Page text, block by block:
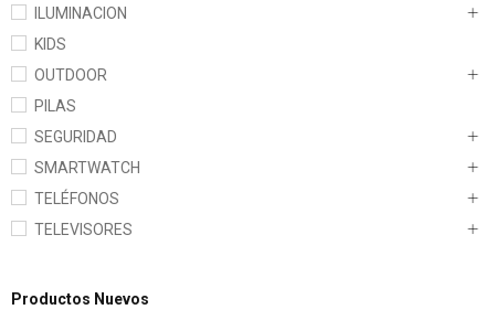
ILUMINACION
KIDS
OUTDOOR
PILAS
SEGURIDAD
SMARTWATCH
TELÉFONOS
TELEVISORES
Productos Nuevos